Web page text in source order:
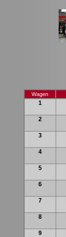
Wagen
1
2
3
4
5
6
7
8
9